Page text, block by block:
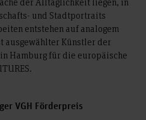
und Stadtportraits
entstehen auf analogem
ausgewählter Künstler der
Hamburg für die europäische
VGH Förderpreis